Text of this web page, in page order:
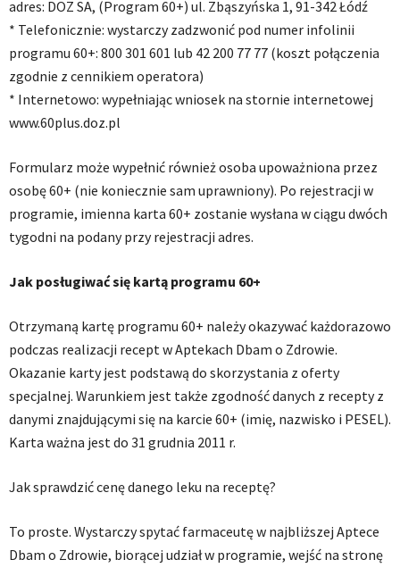
adres: DOZ SA, (Program 60+) ul. Zbąszyńska 1, 91-342 Łódź
* Telefonicznie: wystarczy zadzwonić pod numer infolinii
programu 60+: 800 301 601 lub 42 200 77 77 (koszt połączenia
zgodnie z cennikiem operatora)
* Internetowo: wypełniając wniosek na stornie internetowej
www.60plus.doz.pl
Formularz może wypełnić również osoba upoważniona przez
osobę 60+ (nie koniecznie sam uprawniony). Po rejestracji w
programie, imienna karta 60+ zostanie wysłana w ciągu dwóch
tygodni na podany przy rejestracji adres.
Jak posługiwać się kartą programu 60+
Otrzymaną kartę programu 60+ należy okazywać każdorazowo
podczas realizacji recept w Aptekach Dbam o Zdrowie.
Okazanie karty jest podstawą do skorzystania z oferty
specjalnej. Warunkiem jest także zgodność danych z recepty z
danymi znajdującymi się na karcie 60+ (imię, nazwisko i PESEL).
Karta ważna jest do 31 grudnia 2011 r.
Jak sprawdzić cenę danego leku na receptę?
To proste. Wystarczy spytać farmaceutę w najbliższej Aptece
Dbam o Zdrowie, biorącej udział w programie, wejść na stronę